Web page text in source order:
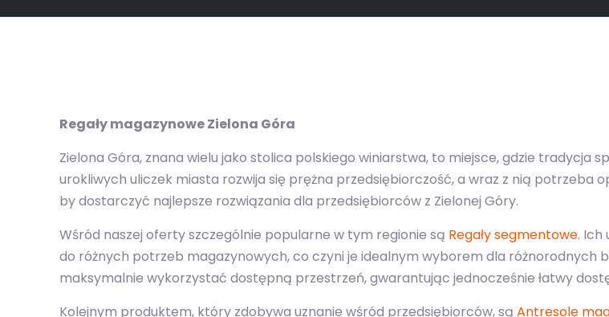
Regały magazynowe Zielona Góra
Zielona Góra, znana wielu jako stolica polskiego winiarstwa, to miejsce, gdzie tradycja
urokliwych uliczek miasta rozwija się prężna przedsiębiorczość, a wraz z nią potrzeba
by dostarczyć najlepsze rozwiązania dla przedsiębiorców z Zielonej Góry.
Wśród naszej oferty szczególnie popularne w tym regionie są Regały segmentowe. Ich
do różnych potrzeb magazynowych, co czyni je idealnym wyborem dla różnorodnych
maksymalnie wykorzystać dostępną przestrzeń, gwarantując jednocześnie łatwy
Kolejnym produktem, który zdobywa uznanie wśród przedsiębiorców, są Antresole